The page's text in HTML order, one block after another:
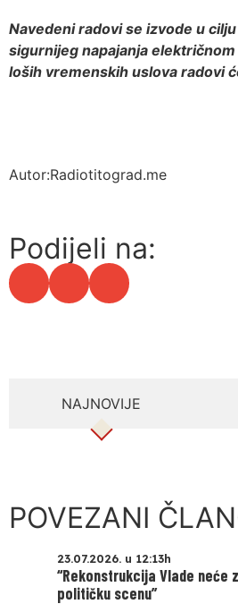
Navedeni radovi se izvode u
sigurnijeg napajanja
loših vremenskih uslova radovi
Autor:Radiotitograd.me
Podijeli na:
NAJNOVIJE
POVEZANI
23.07.2026. u 12:13h
“Rekonstrukcija Vlade neće
političku scenu”